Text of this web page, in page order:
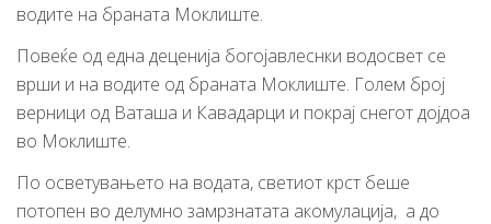
водите на браната Моклиште.
Повеќе од една деценија богојавлеснки водосвет се
врши и на водите од браната Моклиште. Голем број
верници од Ваташа и Кавадарци и покрај снегот дојдоа
во Моклиште.
По осветувањето на водата, светиот крст беше
потопен во делумно замрзнатата акомулација, а до